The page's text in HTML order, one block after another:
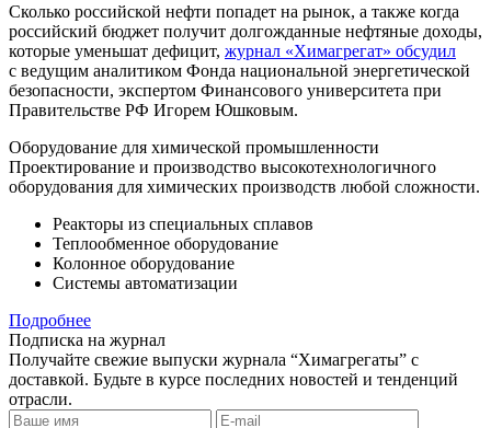
Сколько российской нефти попадет на рынок, а также когда
российский бюджет получит долгожданные нефтяные доходы,
которые уменьшат дефицит, журнал «Химагрегат» обсудил
с ведущим аналитиком Фонда национальной энергетической
безопасности, экспертом Финансового университета при
Правительстве РФ Игорем Юшковым.
Оборудование для химической промышленности
Проектирование и производство высокотехнологичного
оборудования для химических производств любой сложности.
Реакторы из специальных сплавов
Теплообменное оборудование
Колонное оборудование
Системы автоматизации
Подробнее
Подписка на журнал
Получайте свежие выпуски журнала “Химагрегаты” с
доставкой. Будьте в курсе последних новостей и тенденций
отрасли.